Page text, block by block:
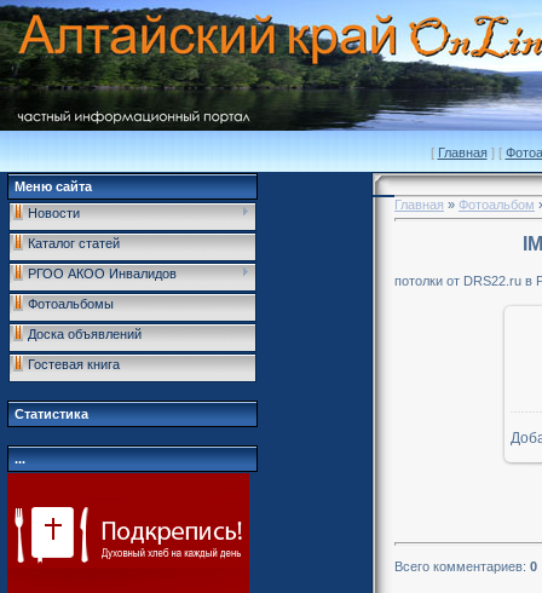
[ Главная ] [
Меню сайта
Новости
Каталог статей
РГОО АКОО Инвалидов
Фотоальбомы
Доска объявлений
Гостевая книга
Статистика
...
Главная » Фотоальбом
потолки от DRS22.ru в
Всего комментариев: 0